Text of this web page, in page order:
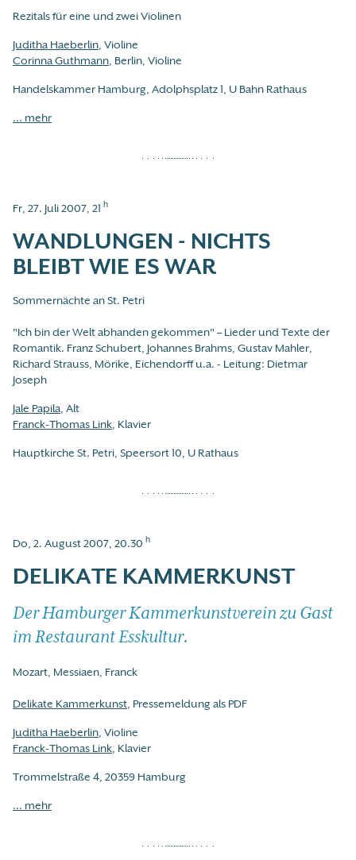
Rezitals für eine und zwei Violinen
Juditha Haeberlin, Violine
Corinna Guthmann, Berlin, Violine
Handelskammer Hamburg, Adolphsplatz 1, U Bahn Rathaus
... mehr
Fr, 27. Juli 2007, 21 h
WANDLUNGEN - NICHTS
BLEIBT WIE ES WAR
Sommernächte an St. Petri
"Ich bin der Welt abhanden gekommen" – Lieder und Texte der
Romantik. Franz Schubert, Johannes Brahms, Gustav Mahler,
Richard Strauss, Mörike, Eichendorff u.a. - Leitung: Dietmar
Joseph
Jale Papila, Alt
Franck-Thomas Link, Klavier
Hauptkirche St. Petri, Speersort 10, U Rathaus
Do, 2. August 2007, 20.30 h
DELIKATE KAMMERKUNST
Der Hamburger Kammerkunstverein zu Gast
im Restaurant Esskultur.
Mozart, Messiaen, Franck
Delikate Kammerkunst, Pressemeldung als PDF
Juditha Haeberlin, Violine
Franck-Thomas Link, Klavier
Trommelstraße 4, 20359 Hamburg
... mehr